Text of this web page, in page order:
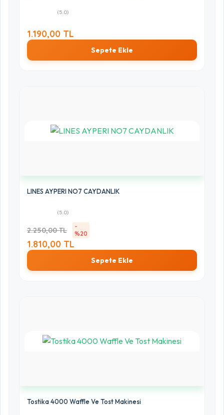
(5.0)
1.190,00 TL
Sepete Ekle
LINES AYPERI NO7 CAYDANLIK
(5.0)
2.250,00 TL
-
%20
1.810,00 TL
Sepete Ekle
Tostika 4000 Waffle Ve Tost Makinesi